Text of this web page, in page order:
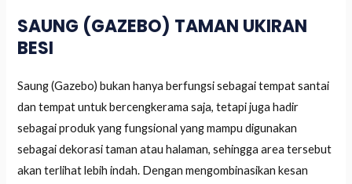
SAUNG (GAZEBO) TAMAN UKIRAN
BESI
Saung (Gazebo) bukan hanya berfungsi sebagai tempat santai
dan tempat untuk bercengkerama saja, tetapi juga hadir
sebagai produk yang fungsional yang mampu digunakan
sebagai dekorasi taman atau halaman, sehingga area tersebut
akan terlihat lebih indah. Dengan mengombinasikan kesan